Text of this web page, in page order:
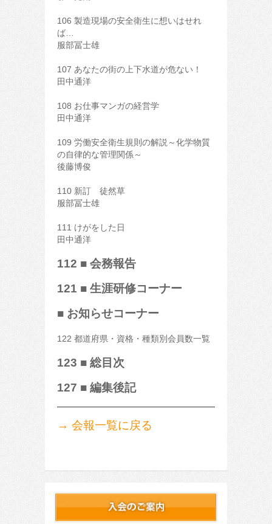
106 製造現場の安全衛生に想いはせれ
ば…
服部冨士雄
107 あなたの街の上下水道が危ない！
田中通洋
108 お仕事マンガの経営学
田中通洋
109 労働安全衛生規則の解説～化学物質
の自律的な管理関係～
後藤博俊
110 新訂 徒然草
服部冨士雄
111 けがをした日
田中通洋
112 ■ 会務報告
121 ■ 生涯研修コーナー
■ お知らせコーナー
122 都道府県・資格・種類別会員数一覧
123 ■ 総目次
127 ■ 編集後記
→ 会報一覧に戻る